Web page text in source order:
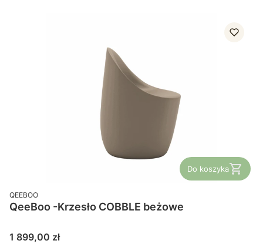
Do koszyka
PRODUCENT
QEEBOO
QeeBoo -Krzesło COBBLE beżowe
Cena
1 899,00 zł